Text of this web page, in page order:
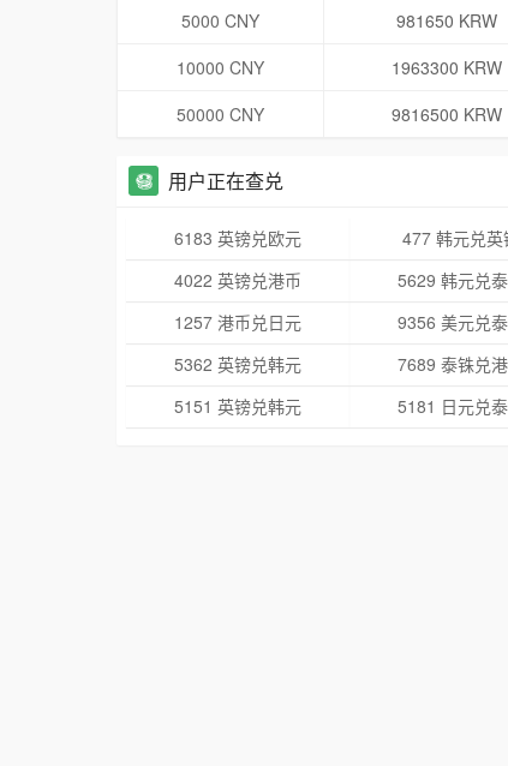
5000 CNY
981650 KRW
10000 CNY
1963300 KRW
50000 CNY
9816500 KRW
用户正在查兑
6183 英镑兑欧元 477 韩元兑英
4022 英镑兑港币
5629 韩元兑
1257 港币兑日元
9356 美元兑
5362 英镑兑韩元
7689 泰铢兑
5151 英镑兑韩元
5181 日元兑